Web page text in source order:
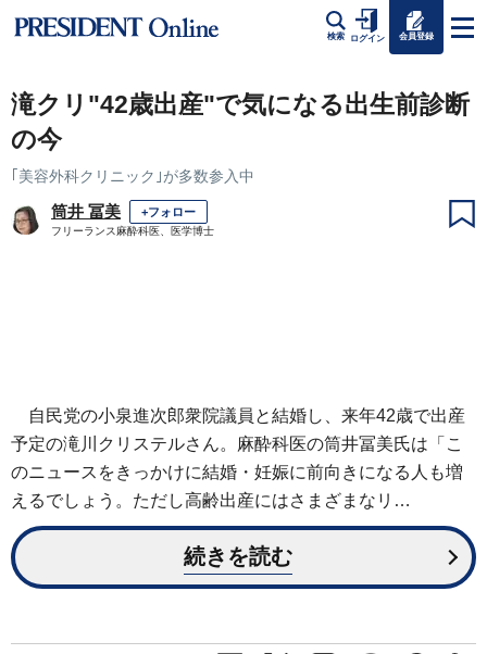
検索 ログイン 会員登録
滝クリ"42歳出産"で気になる出生前診断
の今
｢美容外科クリニック｣が多数参入中
筒井 冨美 +フォロー
フリーランス麻酔科医、医学博士
自民党の小泉進次郎衆院議員と結婚し、来年42歳で出産
予定の滝川クリステルさん。麻酔科医の筒井冨美氏は「こ
のニュースをきっかけに結婚・妊娠に前向きになる人も増
えるでしょう。ただし高齢出産にはさまざまなリ…
続きを読む